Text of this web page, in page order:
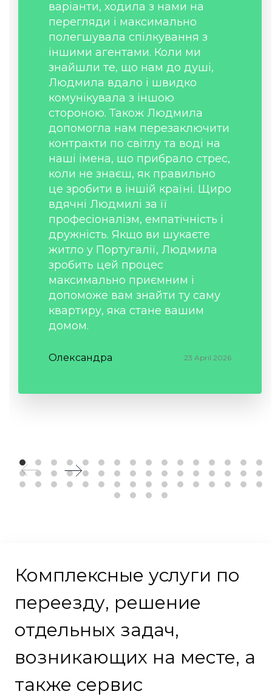
варіанти, ходила з нами на
перегляди і максимально
полегшувала спілкування з
іншими агентами. Коли ми
знайшли те, що нам до душі,
Людмила вдало і швидко
комунікувала з іншою
стороною. Також Людмила
допомогла нам перезаключити
контракти по світлу та воді на
наші імена, що прибрало стрес,
коли не знаєш, як правильно
це зробити в іншій країні. Щиро
вдячні Людмилі за її
професіоналізм, емпатічність і
дружність. Якщо ви шукаєте
житло у Португалії, Людмила
зробить цей процес
максимально приємним і
допоможе вам знайти ту саму
квартиру, яка стане вашим
домом.
Олександра 23 April 2026
Комплексные услуги по
переезду, решение
отдельных задач,
возникающих на месте, а
также сервис